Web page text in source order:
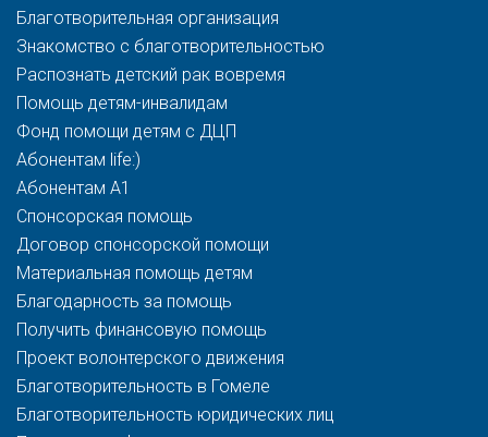
Благотворительная организация
Знакомство с благотворительностью
Распознать детский рак вовремя
Помощь детям-инвалидам
Фонд помощи детям с ДЦП
Абонентам life:)
Абонентам A1
Спонсорская помощь
Договор спонсорской помощи
Материальная помощь детям
Благодарность за помощь
Получить финансовую помощь
Проект волонтерского движения
Благотворительность в Гомеле
Благотворительность юридических лиц